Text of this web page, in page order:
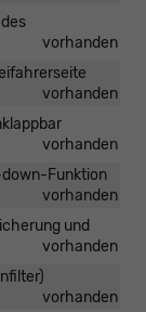
vorhanden
vorhanden
vorhanden
Funktion
vorhanden
und
vorhanden
vorhanden